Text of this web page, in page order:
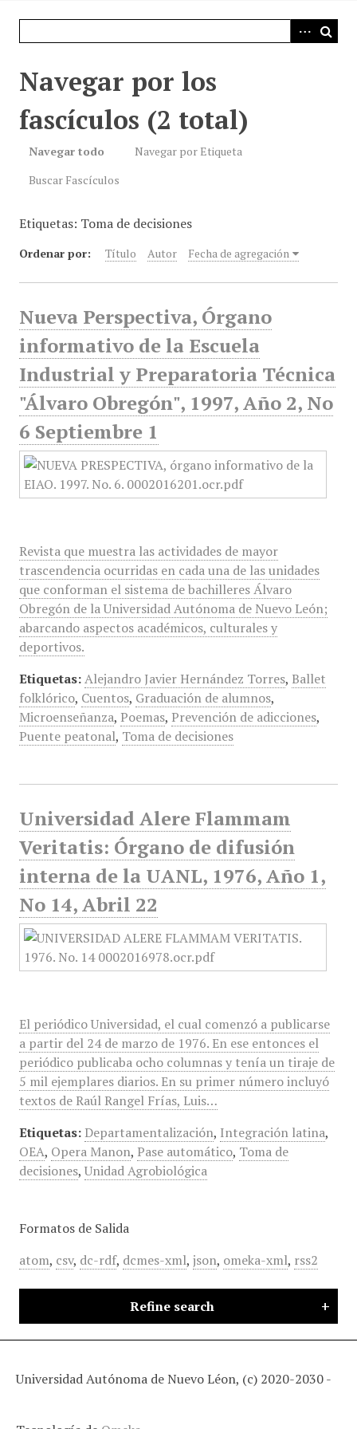
Navegar por los
fascículos (2 total)
Navegar todo
Navegar por Etiqueta
Buscar Fascículos
Etiquetas: Toma de decisiones
Ordenar por: Título Autor Fecha de agregación
Nueva Perspectiva, Órgano
informativo de la Escuela
Industrial y Preparatoria Técnica
"Álvaro Obregón", 1997, Año 2, No
6 Septiembre 1
Revista que muestra las actividades de mayor
trascendencia ocurridas en cada una de las unidades
que conforman el sistema de bachilleres Álvaro
Obregón de la Universidad Autónoma de Nuevo León;
abarcando aspectos académicos, culturales y
deportivos.
Etiquetas: Alejandro Javier Hernández Torres, Ballet
folklórico, Cuentos, Graduación de alumnos,
Microenseñanza, Poemas, Prevención de adicciones,
Puente peatonal, Toma de decisiones
Universidad Alere Flammam
Veritatis: Órgano de difusión
interna de la UANL, 1976, Año 1,
No 14, Abril 22
El periódico Universidad, el cual comenzó a publicarse
a partir del 24 de marzo de 1976. En ese entonces el
periódico publicaba ocho columnas y tenía un tiraje de
5 mil ejemplares diarios. En su primer número incluyó
textos de Raúl Rangel Frías, Luis…
Etiquetas: Departamentalización, Integración latina,
OEA, Opera Manon, Pase automático, Toma de
decisiones, Unidad Agrobiológica
Formatos de Salida
atom, csv, dc-rdf, dcmes-xml, json, omeka-xml, rss2
Refine search
Universidad Autónoma de Nuevo Léon, (c) 2020-2030 -